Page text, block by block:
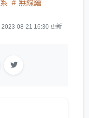
無線繪
2023-08-21 16:30 更新